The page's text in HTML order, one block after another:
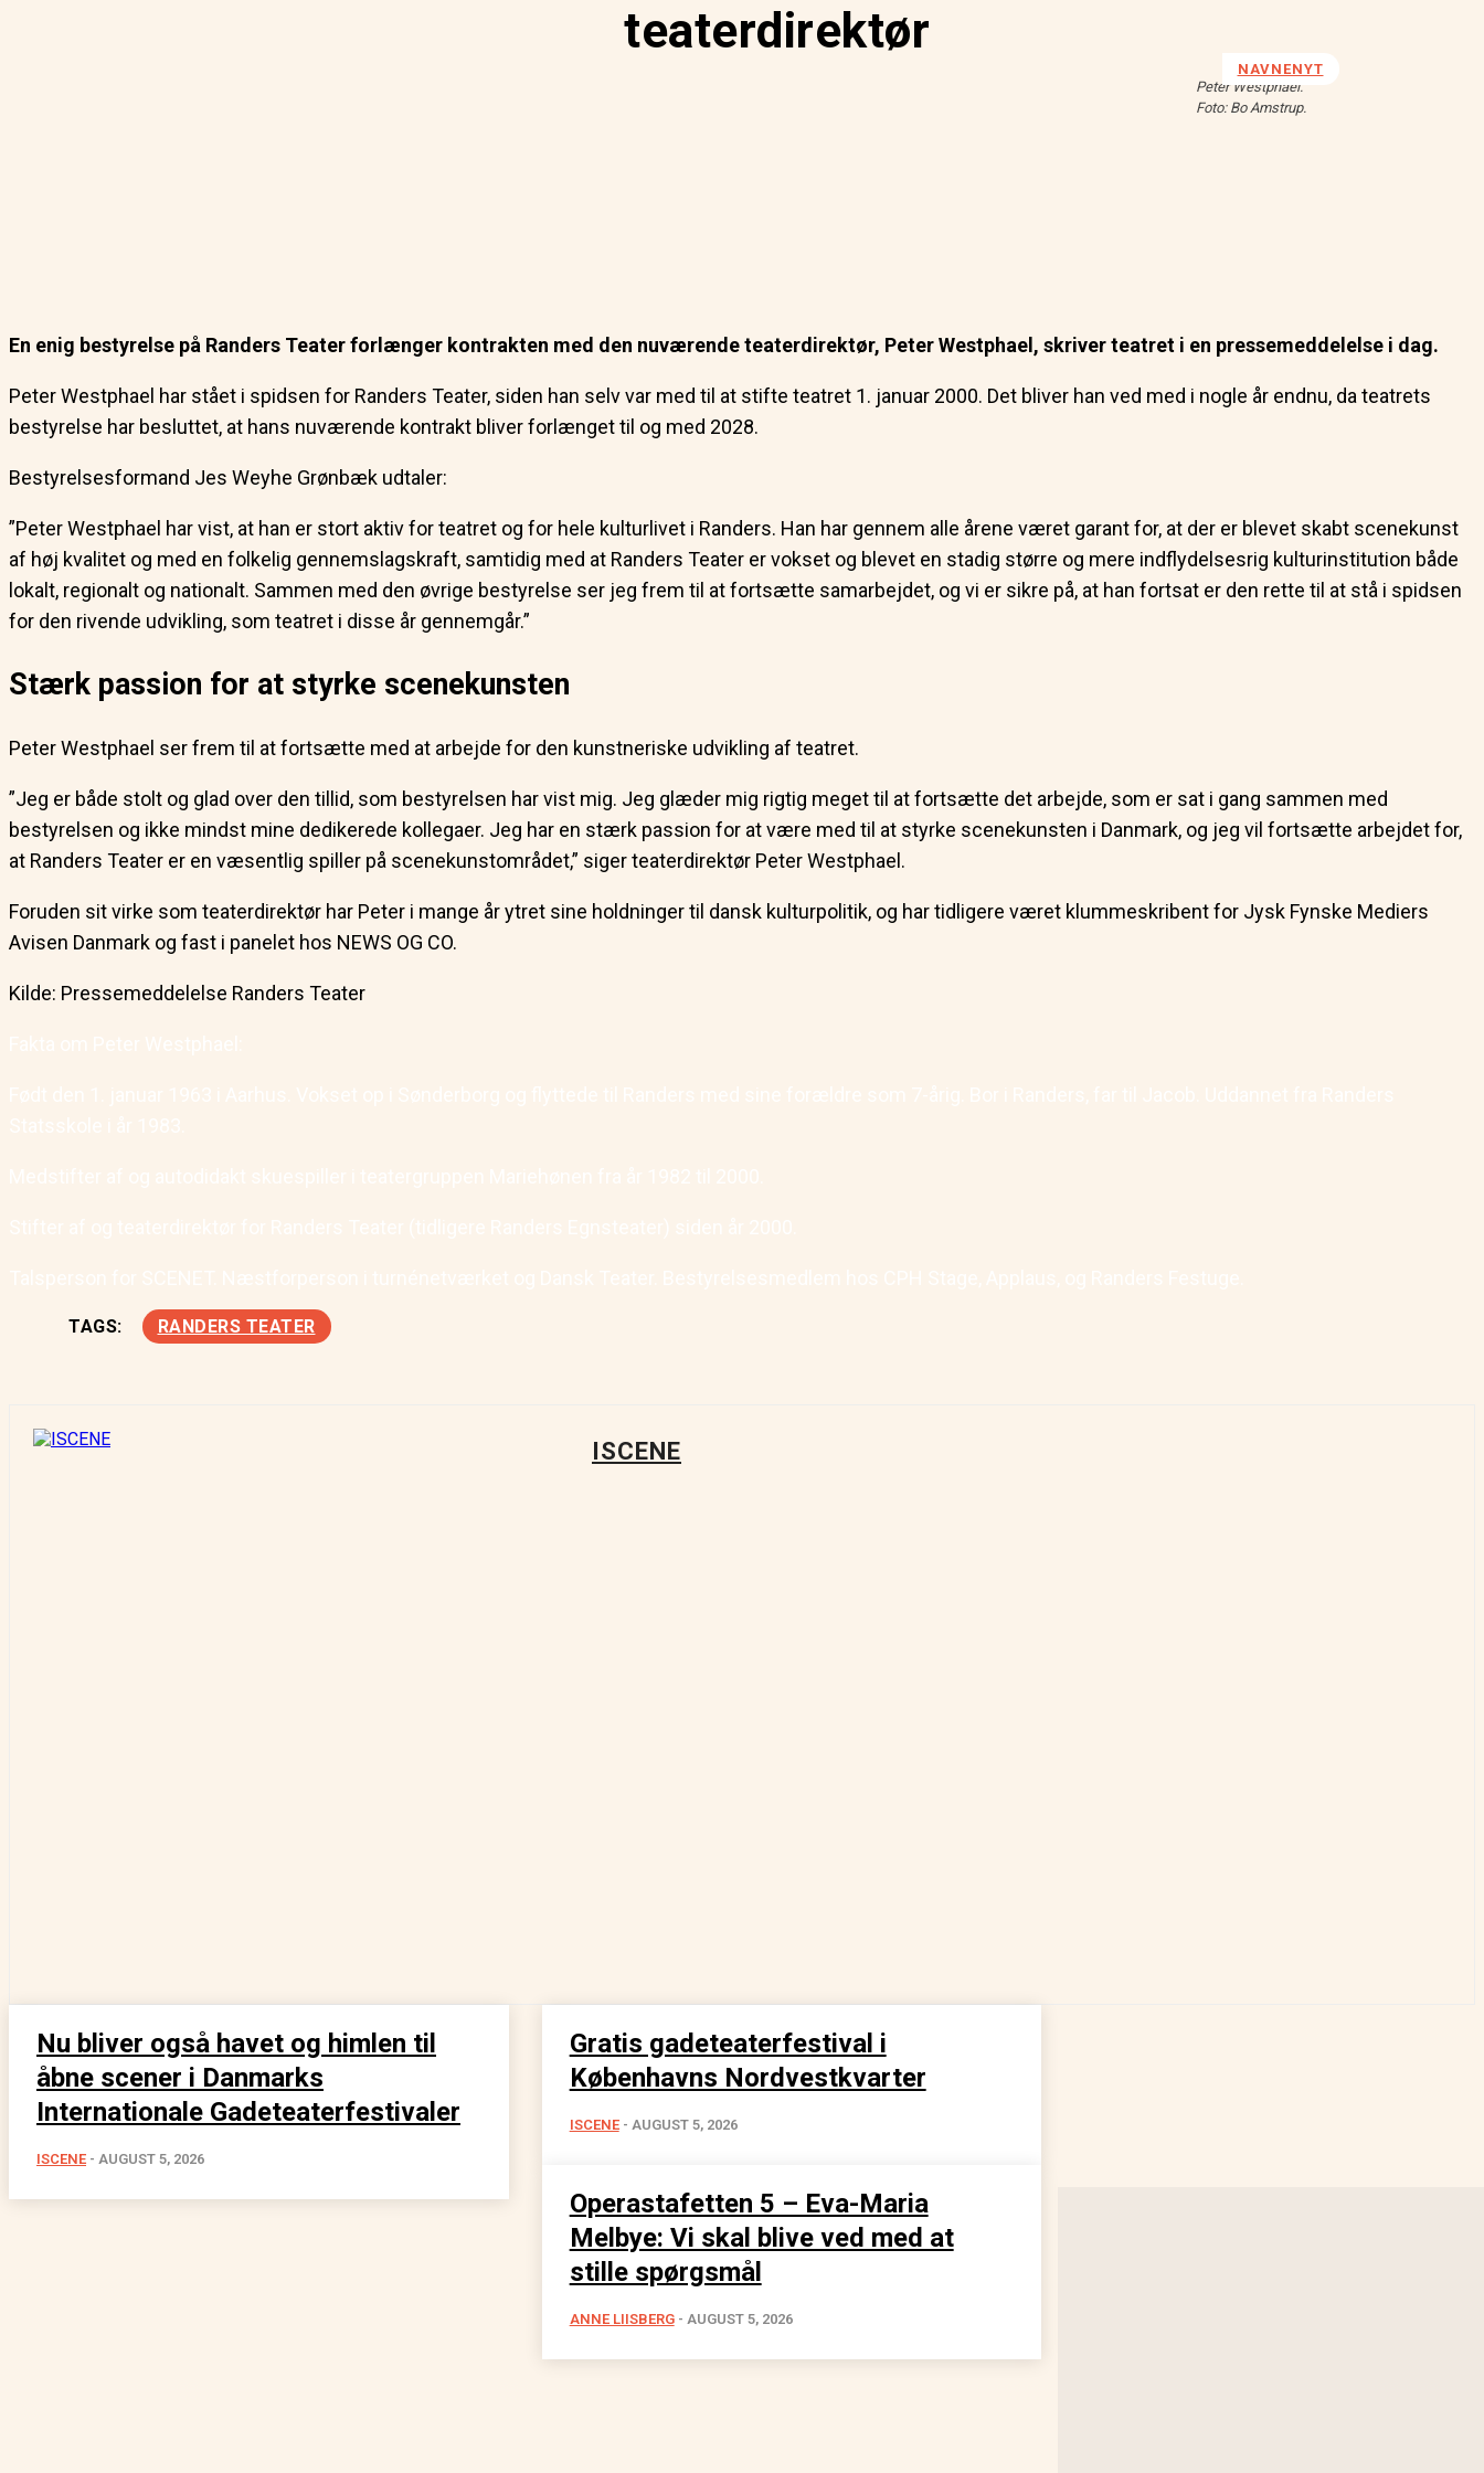
teaterdirektør
NAVNENYT
Peter Westphael.
Foto: Bo Amstrup.
En enig bestyrelse på Randers Teater forlænger kontrakten med den nuværende teaterdirektør, Peter Westphael, skriver teatret i en pressemeddelelse i dag.
Peter Westphael har stået i spidsen for Randers Teater, siden han selv var med til at stifte teatret 1. januar 2000. Det bliver han ved med i nogle år endnu, da teatrets
bestyrelse har besluttet, at hans nuværende kontrakt bliver forlænget til og med 2028.
Bestyrelsesformand Jes Weyhe Grønbæk udtaler:
”Peter Westphael har vist, at han er stort aktiv for teatret og for hele kulturlivet i Randers. Han har gennem alle årene været garant for, at der er blevet skabt scenekunst
af høj kvalitet og med en folkelig gennemslagskraft, samtidig med at Randers Teater er vokset og blevet en stadig større og mere indflydelsesrig kulturinstitution både
lokalt, regionalt og nationalt. Sammen med den øvrige bestyrelse ser jeg frem til at fortsætte samarbejdet, og vi er sikre på, at han fortsat er den rette til at stå i spidsen
for den rivende udvikling, som teatret i disse år gennemgår.”
Stærk passion for at styrke scenekunsten
Peter Westphael ser frem til at fortsætte med at arbejde for den kunstneriske udvikling af teatret.
”Jeg er både stolt og glad over den tillid, som bestyrelsen har vist mig. Jeg glæder mig rigtig meget til at fortsætte det arbejde, som er sat i gang sammen med
bestyrelsen og ikke mindst mine dedikerede kollegaer. Jeg har en stærk passion for at være med til at styrke scenekunsten i Danmark, og jeg vil fortsætte arbejdet for,
at Randers Teater er en væsentlig spiller på scenekunstområdet,” siger teaterdirektør Peter Westphael.
Foruden sit virke som teaterdirektør har Peter i mange år ytret sine holdninger til dansk kulturpolitik, og har tidligere været klummeskribent for Jysk Fynske Mediers
Avisen Danmark og fast i panelet hos NEWS OG CO.
Kilde: Pressemeddelelse Randers Teater
TAGS: RANDERS TEATER
ISCENE
Nu bliver også havet og himlen til
åbne scener i Danmarks
Internationale Gadeteaterfestivaler
ISCENE - AUGUST 5, 2026
Gratis gadeteaterfestival i
Københavns Nordvestkvarter
ISCENE - AUGUST 5, 2026
Operastafetten 5 – Eva-Maria
Melbye: Vi skal blive ved med at
stille spørgsmål
ANNE LIISBERG - AUGUST 5, 2026